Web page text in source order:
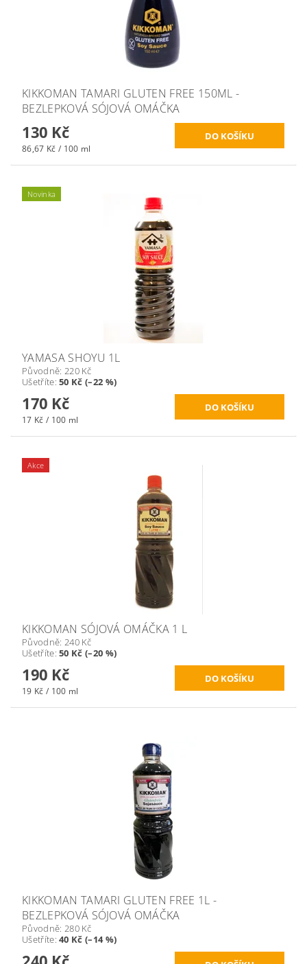
KIKKOMAN TAMARI GLUTEN FREE 150ML -
BEZLEPKOVÁ SÓJOVÁ OMÁČKA
130 Kč
86,67 Kč / 100 ml
Novinka
YAMASA SHOYU 1L
Původně: 220 Kč
Ušetříte:50 Kč (–22 %)
170 Kč
17 Kč / 100 ml
Akce
KIKKOMAN SÓJOVÁ OMÁČKA 1 L
Původně: 240 Kč
Ušetříte:50 Kč (–20 %)
190 Kč
19 Kč / 100 ml
KIKKOMAN TAMARI GLUTEN FREE 1L -
BEZLEPKOVÁ SÓJOVÁ OMÁČKA
Původně: 280 Kč
Ušetříte:40 Kč (–14 %)